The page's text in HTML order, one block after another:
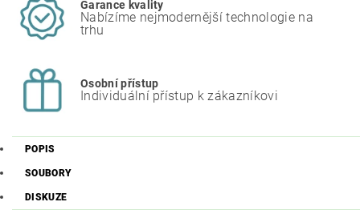
Garance kvality
Nabízíme nejmodernější technologie na
trhu
Osobní přístup
Individuální přístup k zákazníkovi
POPIS
SOUBORY
DISKUZE